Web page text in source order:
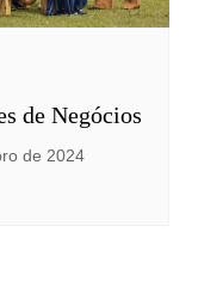
de Negócios
de 2024